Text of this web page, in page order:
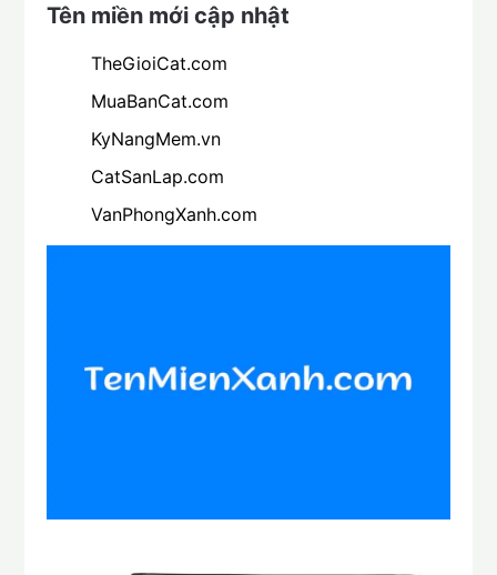
Tên miền mới cập nhật
TheGioiCat.com
MuaBanCat.com
KyNangMem.vn
CatSanLap.com
VanPhongXanh.com